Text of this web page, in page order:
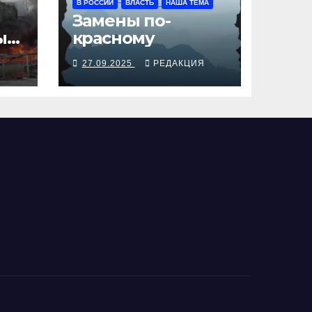
В РОССИИ ВЛАСТЬ НАША ТЕМА
Замены по-
красному
27.09.2025 РЕДАКЦИЯ